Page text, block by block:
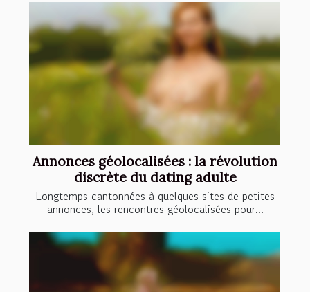
Annonces géolocalisées : la révolution
discrète du dating adulte
Longtemps cantonnées à quelques sites de petites
annonces, les rencontres géolocalisées pour...